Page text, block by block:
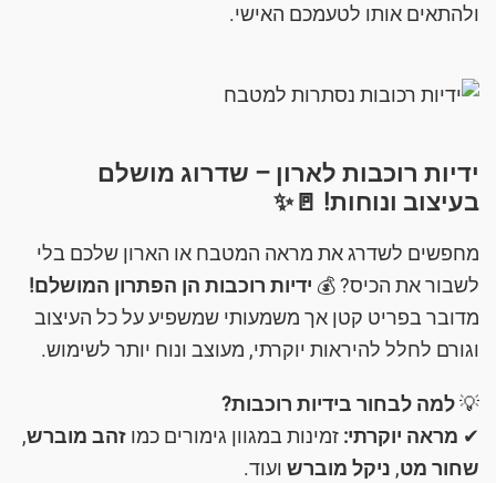
ולהתאים אותו לטעמכם האישי.
ידיות רוכבות לארון – שדרוג מושלם
בעיצוב ונוחות! 🚪✨
מחפשים לשדרג את מראה המטבח או הארון שלכם בלי
לשבור את הכיס? 💰 ידיות רוכבות הן הפתרון המושלם!
מדובר בפריט קטן אך משמעותי שמשפיע על כל העיצוב
וגורם לחלל להיראות יוקרתי, מעוצב ונוח יותר לשימוש.
💡למה לבחור בידיות רוכבות?
✔ מראה יוקרתי: זמינות במגוון גימורים כמו זהב מוברש,
שחור מט, ניקל מוברש ועוד.